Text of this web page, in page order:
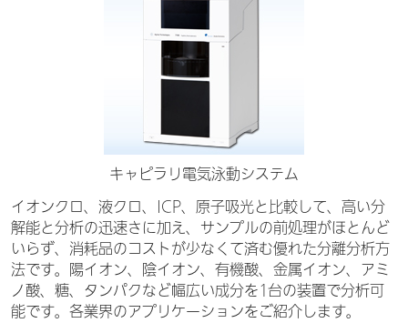
キャピラリ電気泳動システム
イオンクロ、液クロ、ICP、原子吸光と比較して、高い分
解能と分析の迅速さに加え、サンプルの前処理がほとんど
いらず、消耗品のコストが少なくて済む優れた分離分析方
法です。陽イオン、陰イオン、有機酸、金属イオン、アミ
ノ酸、糖、タンパクなど幅広い成分を1台の装置で分析可
能です。各業界のアプリケーションをご紹介します。